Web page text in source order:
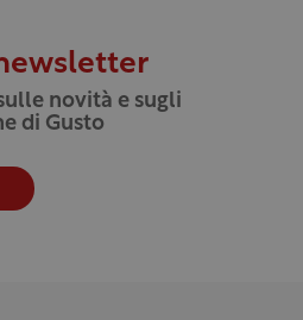
novità e sugli
di Gusto